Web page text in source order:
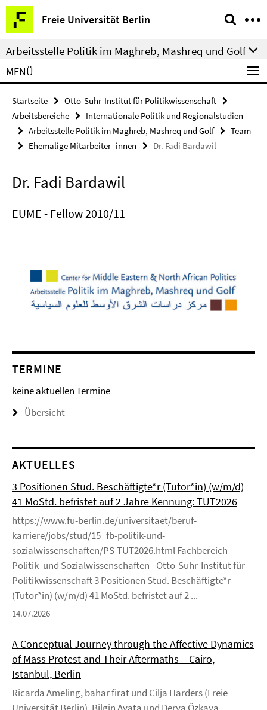
Springe
direkt
zu
Inhalt
Freie Universität Berlin
Service-
Navigation
Arbeitsstelle Politik im Maghreb, Mashreq und Golf
MENÜ
Startseite
Otto-Suhr-Institut für Politikwissenschaft
Arbeitsbereiche
Internationale Politik und Regionalstudien
Arbeitsstelle Politik im Maghreb, Mashreq und Golf
Team
Ehemalige Mitarbeiter_innen
Dr. Fadi Bardawil
Dr. Fadi Bardawil
EUME - Fellow 2010/11
TERMINE
keine aktuellen Termine
Übersicht
AKTUELLES
3 Positionen Stud. Beschäftigte*r (Tutor*in) (w/m/d)
41 MoStd. befristet auf 2 Jahre Kennung: TUT2026
https://www.fu-berlin.de/universitaet/beruf-
karriere/jobs/stud/15_fb-politik-und-
sozialwissenschaften/PS-TUT2026.html Fachbereich
Politik- und Sozialwissenschaften - Otto-Suhr-Institut für
Politikwissenschaft 3 Positionen Stud. Beschäftigte*r
(Tutor*in) (w/m/d) 41 MoStd. befristet auf 2 ...
14.07.2026
A Conceptual Journey through the Affective Dynamics
of Mass Protest and Their Aftermaths – Cairo,
Istanbul, Berlin
Ricarda Ameling, bahar firat und Cilja Harders (Freie